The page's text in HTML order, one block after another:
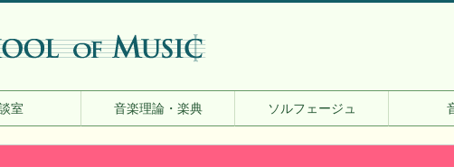
室 音楽理論・楽典 ソルフェージュ